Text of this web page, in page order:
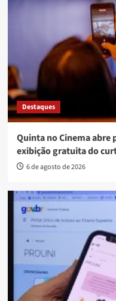
Destaques
Quinta no Cinema abre
exibição gratuita do
6 de agosto de 2026